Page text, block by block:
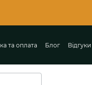
та оплата Блог Відгуки